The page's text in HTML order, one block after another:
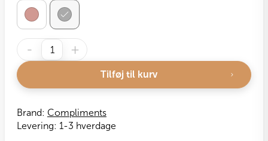
Brand: Compliments
Levering: 1-3 hverdage
-
Compliments
Bruseforhæng
Dual
m/kovser,
antal
+
Tilføj til kurv